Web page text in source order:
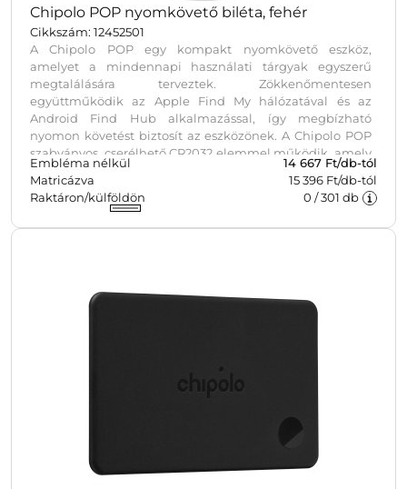
Chipolo POP nyomkövető biléta, fehér
Cikkszám: 12452501
A Chipolo POP egy kompakt nyomkövető eszköz,
amelyet a mindennapi használati tárgyak egyszerű
megtalálására terveztek. Zökkenőmentesen
együttműködik az Apple Find My hálózatával és az
Android Find Hub alkalmazással, így megbízható
nyomon követést biztosít az eszközönek. A Chipolo POP
szabványos, cserélhető CR2032 elemmel működik, amely
akár egy éves élettartamot tesz lehetővé. A rendkívül erős
hangjelzés és a kiterjesztett Bluetooth-hatótávolság segít
az elveszett tárgyak gyors megtalálásában. A
Embléma nélkül 14 667 Ft/db-tól
Matricázva
15 396 Ft/db-tól
Raktáron/külföldön
0 /301 db